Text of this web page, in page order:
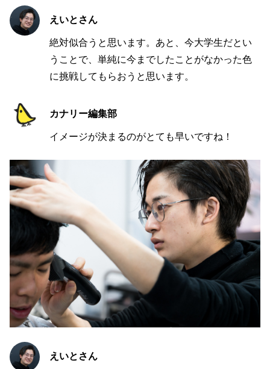
えいとさん
絶対似合うと思います。あと、今大学生だとい
うことで、単純に今までしたことがなかった色
に挑戦してもらおうと思います。
カナリー編集部
イメージが決まるのがとても早いですね！
えいとさん